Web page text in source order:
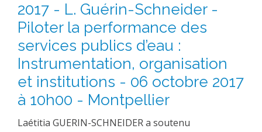
2017 - L. Guérin-Schneider -
Piloter la performance des
services publics d’eau :
Instrumentation, organisation
et institutions - 06 octobre 2017
à 10h00 - Montpellier
Laétitia GUERIN-SCHNEIDER a soutenu